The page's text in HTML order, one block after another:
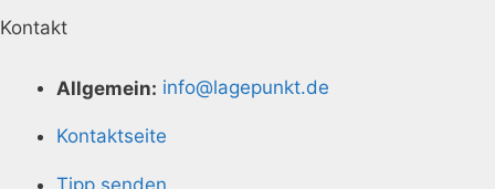
Kontakt
Allgemein: info@lagepunkt.de
Kontaktseite